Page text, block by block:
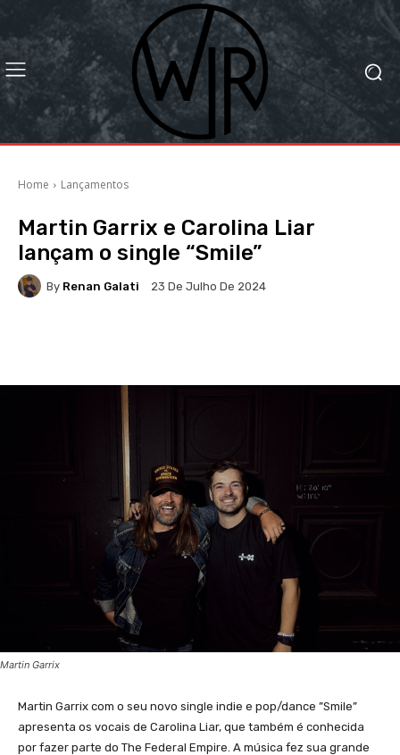
Home Lançamentos
Martin Garrix e Carolina Liar
lançam o single “Smile”
By Renan Galati 23 De Julho De 2024
Martin Garrix
Martin Garrix com o seu novo single indie e pop/dance ”Smile”
apresenta os vocais de Carolina Liar, que também é conhecida
por fazer parte do The Federal Empire. A música fez sua grande